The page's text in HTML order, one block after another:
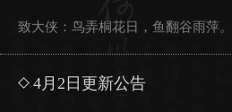
致大侠：鸟弄桐花日，鱼翻谷雨萍
4月2日更新公告